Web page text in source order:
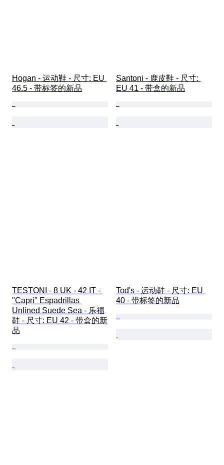
Hogan - 运动鞋 - 尺寸: EU
46.5 - 带标签的新品
Santoni - 鹿皮鞋 - 尺寸:
EU 41 - 带盒的新品
TESTONI - 8 UK - 42 IT -
"Capri" Espadrillas
Unlined Suede Sea - 乐福
鞋 - 尺寸: EU 42 - 带盒的新
品
Tod's - 运动鞋 - 尺寸: EU
40 - 带标签的新品